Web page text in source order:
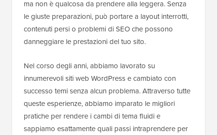
ma non è qualcosa da prendere alla leggera. Senza
le giuste preparazioni, può portare a layout interrotti,
contenuti persi o problemi di SEO che possono
danneggiare le prestazioni del tuo sito.
Nel corso degli anni, abbiamo lavorato su
innumerevoli siti web WordPress e cambiato con
successo temi senza alcun problema. Attraverso tutte
queste esperienze, abbiamo imparato le migliori
pratiche per rendere i cambi di tema fluidi e
sappiamo esattamente quali passi intraprendere per